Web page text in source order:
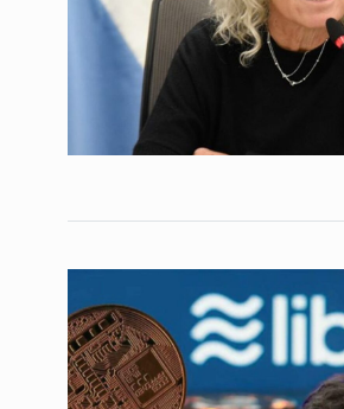
5
2025